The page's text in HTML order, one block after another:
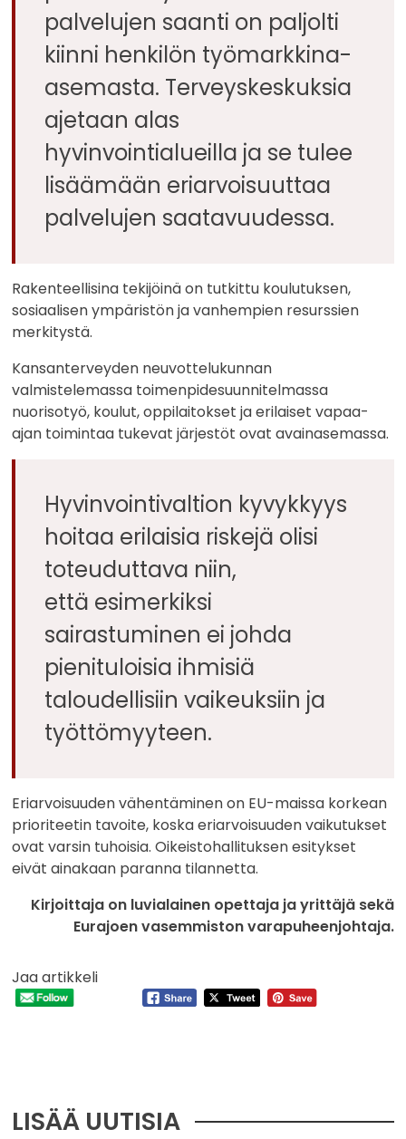
palvelujen saanti on paljolti
kiinni henkilön työmarkkina-
asemasta. Terveyskeskuksia
ajetaan alas
hyvinvointialueilla ja se tulee
lisäämään eriarvoisuuttaa
palvelujen saatavuudessa.
Rakenteellisina tekijöinä on tutkittu koulutuksen,
sosiaalisen ympäristön ja vanhempien resurssien
merkitystä.
Kansanterveyden neuvottelukunnan
valmistelemassa toimenpidesuunnitelmassa
nuorisotyö, koulut, oppilaitokset ja erilaiset vapaa-
ajan toimintaa tukevat järjestöt ovat avainasemassa.
Hyvinvointivaltion kyvykkyys
hoitaa erilaisia riskejä olisi
toteuduttava niin,
että esimerkiksi
sairastuminen ei johda
pienituloisia ihmisiä
taloudellisiin vaikeuksiin ja
työttömyyteen.
Eriarvoisuuden vähentäminen on EU-maissa korkean
prioriteetin tavoite, koska eriarvoisuuden vaikutukset
ovat varsin tuhoisia. Oikeistohallituksen esitykset
eivät ainakaan paranna tilannetta.
Kirjoittaja on luvialainen opettaja ja yrittäjä sekä
Eurajoen vasemmiston varapuheenjohtaja.
Jaa artikkeli
LISÄÄ UUTISIA